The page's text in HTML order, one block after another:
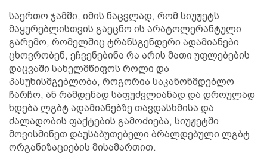
საერთო ჯამში, იმის ნაცვლად, რომ სიუჟეტს
მაყურებლისთვის გაეცნო ის არატოლერანტული
გარემო, რომელშიც ტრანსგენდერი ადამიანები
ცხოვრობენ, ეჩვენებინა რა არის მათი უფლებების
დაცვაში სახელმწიფოს როლი და
პასუხისმგებლობა, როგორია საკანონმდებლო
ჩარჩო, ან რამდენად საფუძვლიანად და დროულად
ხდება ლგბტ ადამიანებზე თავდასხმისა და
ძალადობის ფაქტების გამოძიება, სიუჟეტში
მოვისმინეთ დაუსაბუთებელი ბრალდებული ლგბტ
ორგანიზაციების მისამართით.